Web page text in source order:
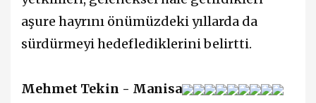
aşure hayrını önümüzdeki yıllarda da
sürdürmeyi hedeflediklerini belirtti.
Mehmet Tekin - Manisa